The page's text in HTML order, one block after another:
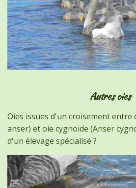
Autres oies
Oies issues d'un croisement entre
anser) et oie cygnoïde (Anser
d'un élevage spécialisé ?